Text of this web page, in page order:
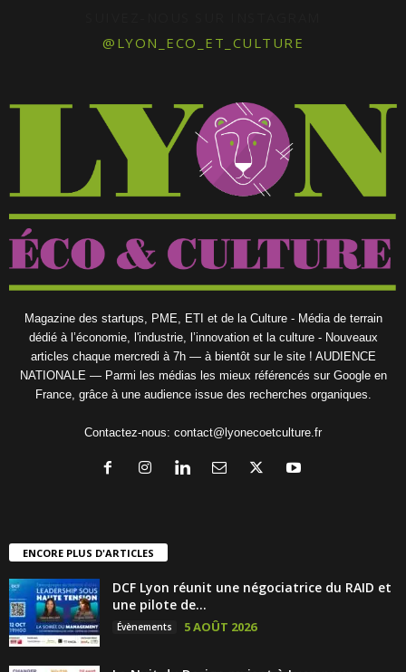
@LYON_ECO_ET_CULTURE
Magazine des startups, PME, ETI et de la Culture - Média de terrain
dédié à l’économie, l'industrie, l’innovation et la culture - Nouveaux
articles chaque mercredi à 7h — à bientôt sur le site ! AUDIENCE
NATIONALE — Parmi les médias les mieux référencés sur Google en
France, grâce à une audience issue des recherches organiques.
Contactez-nous: contact@lyonecoetculture.fr
ENCORE PLUS D'ARTICLES
DCF Lyon réunit une négociatrice du RAID et
une pilote de...
Évènements 5 AOÛT 2026